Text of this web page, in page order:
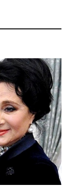
нове життя.